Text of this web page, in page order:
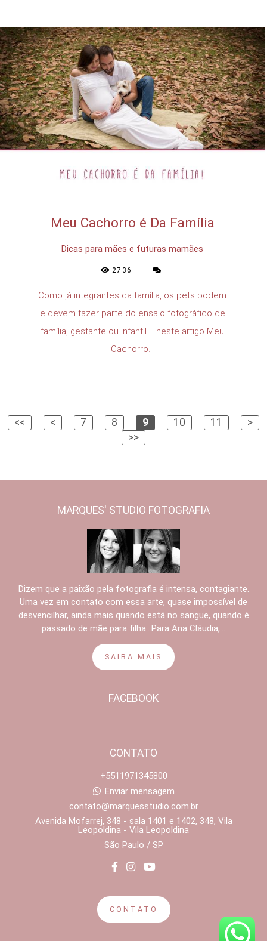
Meu Cachorro é Da Família
Dicas para mães e futuras mamães
2736
Como já integrantes da família, os pets podem
e devem fazer parte do ensaio fotográfico de
família, gestante ou infantil E neste artigo Meu
Cachorro...
<< < 7 8 9 10 11
>
>>
MARQUES' STUDIO FOTOGRAFIA
Dizem que a paixão pela fotografia é intensa, contagiante.
Uma vez em contato com essa arte, quase impossível de
desvencilhar, ainda mais quando está no sangue, quando é
passado de mãe para filha...Para Ana Cláudia,...
SAIBA MAIS
FACEBOOK
CONTATO
+5511971345800
Enviar mensagem
contato@marquesstudio.com.br
Avenida Mofarrej, 348 - sala 1401 e 1402, 348, Vila
Leopoldina - Vila Leopoldina
São Paulo / SP
CONTATO